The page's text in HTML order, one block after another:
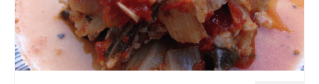
Oignons – Ail – Echalotte
Graines en Sachets
Aromatiques